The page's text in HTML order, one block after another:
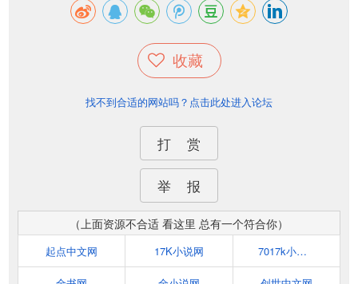
收藏
找不到合适的网站吗？点击此处进入论坛
打 赏
举 报
（上面资源不合适 看这里 总有一个符合你）
起点中文网 17K小说网 7017k小说网